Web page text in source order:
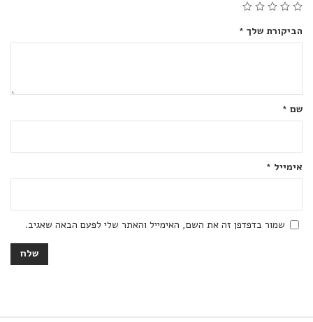
הביקורת שלך *
שם *
אימייל *
שמור בדפדפן זה את השם, האימייל והאתר שלי לפעם הבאה שאגיב.